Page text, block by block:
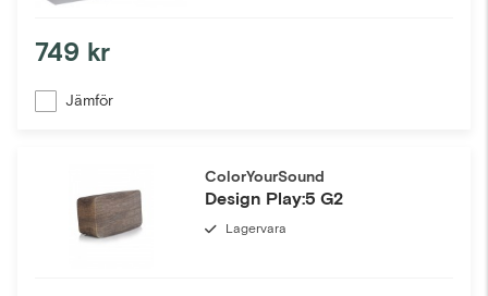
749 kr
Jämför
ColorYourSound
Design Play:5 G2
Lagervara